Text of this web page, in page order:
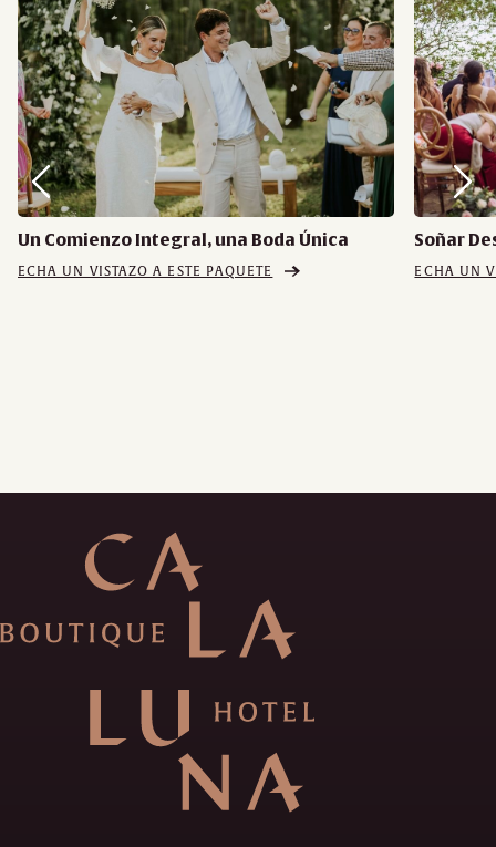
Un Comienzo Integral, una Boda Única
ECHA UN VISTAZO A ESTE PAQUETE
Soñar
ECHA UN